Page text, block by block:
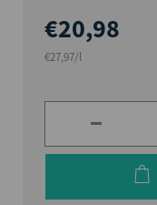
€20,98
€27,97/l